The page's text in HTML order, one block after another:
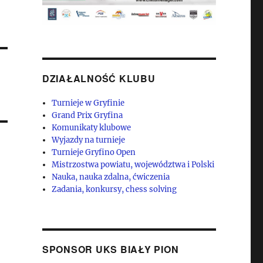
DZIAŁALNOŚĆ KLUBU
Turnieje w Gryfinie
Grand Prix Gryfina
Komunikaty klubowe
Wyjazdy na turnieje
Turnieje Gryfino Open
Mistrzostwa powiatu, województwa i Polski
Nauka, nauka zdalna, ćwiczenia
Zadania, konkursy, chess solving
SPONSOR UKS BIAŁY PION